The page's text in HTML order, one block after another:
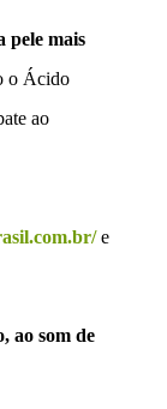
pele mais
o Ácido
ao
e
ao som de